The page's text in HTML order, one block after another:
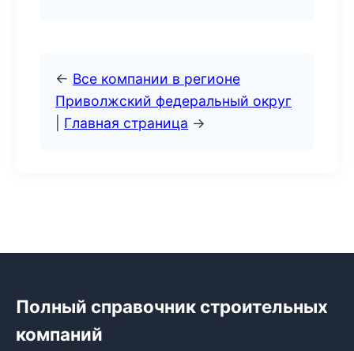
← Все компании в регионе
Приволжский федеральный округ
Главная страница →
Полный справочник строительных
компаний